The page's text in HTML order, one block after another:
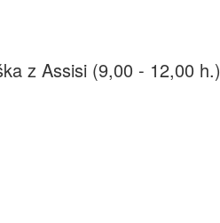
z Assisi (9,00 - 12,00 h.)